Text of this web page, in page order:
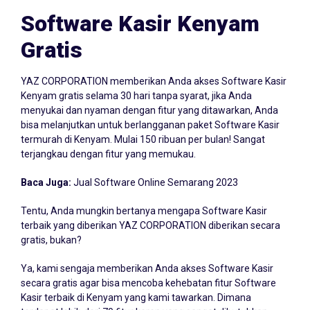
Software Kasir Kenyam
Gratis
YAZ CORPORATION memberikan Anda akses Software Kasir
Kenyam gratis selama 30 hari tanpa syarat, jika Anda
menyukai dan nyaman dengan fitur yang ditawarkan, Anda
bisa melanjutkan untuk berlangganan paket Software Kasir
termurah di Kenyam. Mulai 150 ribuan per bulan! Sangat
terjangkau dengan fitur yang memukau.
Baca Juga: Jual Software Online Semarang 2023
Tentu, Anda mungkin bertanya mengapa Software Kasir
terbaik yang diberikan YAZ CORPORATION diberikan secara
gratis, bukan?
Ya, kami sengaja memberikan Anda akses Software Kasir
secara gratis agar bisa mencoba kehebatan fitur Software
Kasir terbaik di Kenyam yang kami tawarkan. Dimana